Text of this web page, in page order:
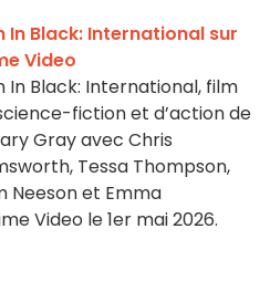
In Black: International sur
Video
In Black: International, film
fiction et d’action de
Gray avec Chris
Tessa Thompson,
Neeson et Emma
Video le 1er mai 2026.